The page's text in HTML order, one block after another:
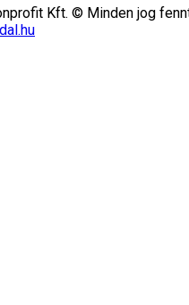
Kft. © Minden jog